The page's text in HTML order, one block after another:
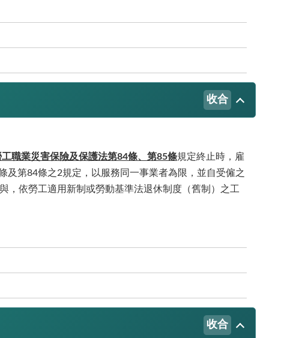
收合
工職業災害保險及保護法第84條、第85條規定終止時，雇
及第84條之2規定，以服務同一事業者為限，並自受僱之
，依勞工適用新制或勞動基準法退休制度（舊制）之工
收合